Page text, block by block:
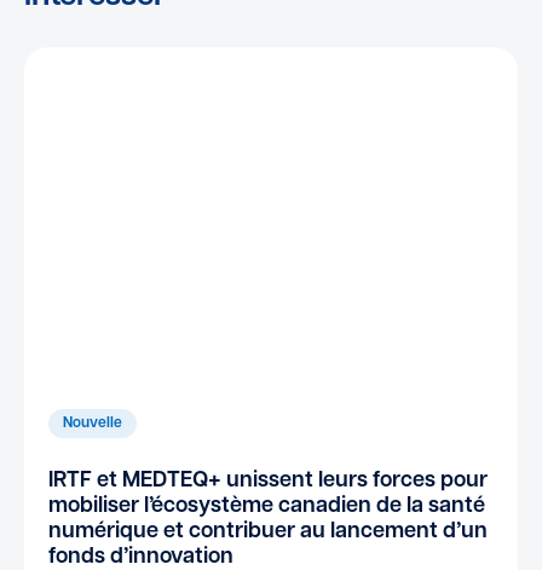
Nouvelle
IRTF et MEDTEQ+ unissent leurs forces pour
mobiliser l’écosystème canadien de la santé
numérique et contribuer au lancement d’un
fonds d’innovation